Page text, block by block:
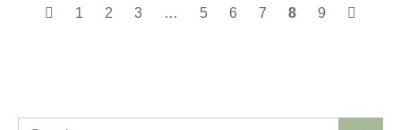
Posts1 2 3 … 5 6 7 8 9